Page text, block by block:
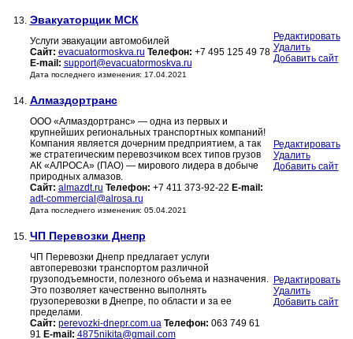
13. Эвакуаторщик МСК
Услуги эвакуации автомобилей
Сайт: evacuatormoskva.ru Телефон: +7 495 125 49 78
E-mail: support@evacuatormoskva.ru
Дата последнего изменения: 17.04.2021
Редактировать
Удалить
Добавить сайт
14. Алмаздортранс
ООО «Алмаздортранс» — одна из первых и
крупнейших региональных транспортных компаний!
Компания является дочерним предприятием, а так
же стратегическим перевозчиком всех типов грузов
АК «АЛРОСА» (ПАО) — мирового лидера в добыче
природных алмазов.
Сайт: almazdt.ru Телефон: +7 411 373-92-22 E-mail:
adt-commercial@alrosa.ru
Дата последнего изменения: 05.04.2021
Редактировать
Удалить
Добавить сайт
15. ЧП Перевозки Днепр
ЧП Перевозки Днепр предлагает услуги
автоперевозки транспортом различной
грузоподъемности, полезного объема и назначения.
Это позволяет качественно выполнять
грузоперевозки в Днепре, по области и за ее
пределами.
Сайт: perevozki-dnepr.com.ua Телефон: 063 749 61
91 E-mail: 4875nikita@gmail.com
Редактировать
Удалить
Добавить сайт